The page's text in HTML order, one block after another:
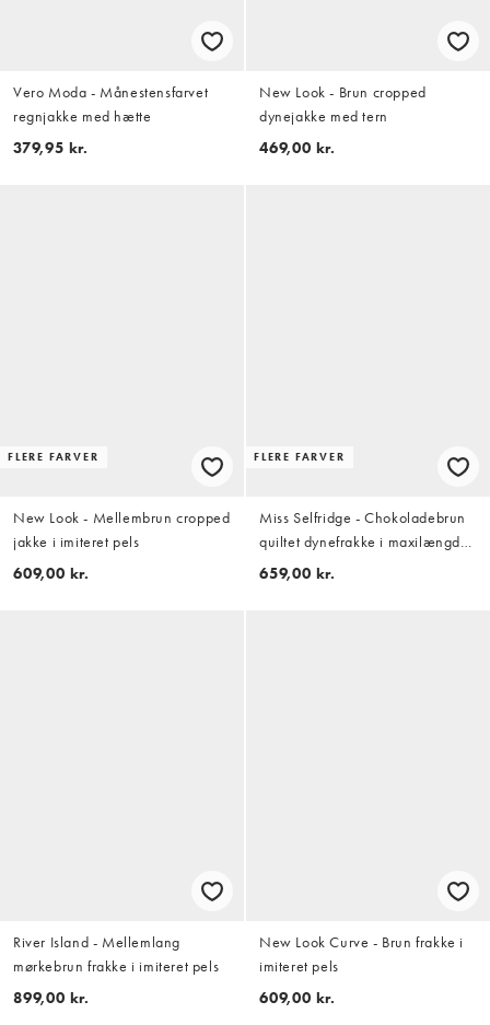
Vero Moda - Månestensfarvet
regnjakke med hætte
379,95 kr.
New Look - Brun cropped
dynejakke med tern
469,00 kr.
FLERE FARVER
New Look - Mellembrun cropped
jakke i imiteret pels
609,00 kr.
FLERE FARVER
Miss Selfridge - Chokoladebrun
quiltet dynefrakke i maxilængde
med hætte
659,00 kr.
River Island - Mellemlang
mørkebrun frakke i imiteret pels
899,00 kr.
New Look Curve - Brun frakke i
imiteret pels
609,00 kr.